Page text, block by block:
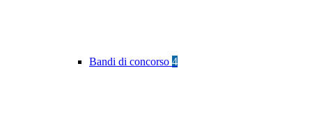
Bandi di concorso 4